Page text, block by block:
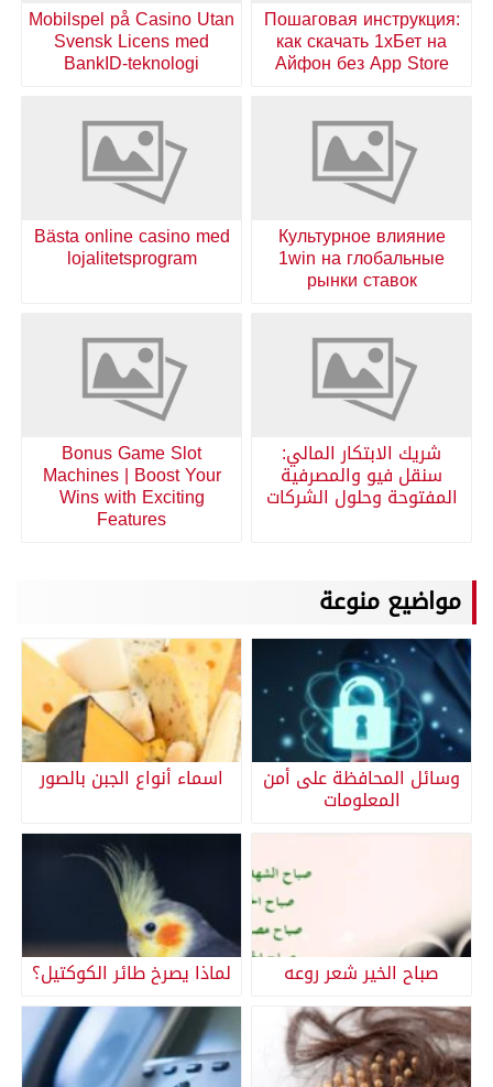
Пошаговая инструкция:
как скачать 1хБет на
Айфон без App Store
Mobilspel på Casino Utan
Svensk Licens med
BankID-teknologi
Культурное влияние
1win на глобальные
рынки ставок
Bästa online casino med
lojalitetsprogram
شريك الابتكار المالي:
سنقل فيو والمصرفية
المفتوحة وحلول الشركات
Bonus Game Slot
Machines | Boost Your
Wins with Exciting
Features
مواضيع منوعة
وسائل المحافظة على أمن
المعلومات
اسماء أنواع الجبن بالصور
صباح الخير شعر روعه لماذا يصرخ طائر الكوكتيل؟